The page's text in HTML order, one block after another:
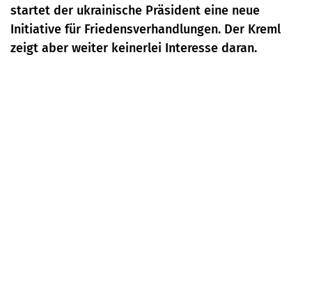
startet der ukrainische Präsident eine neue
Initiative für Friedensverhandlungen. Der Kreml
zeigt aber weiter keinerlei Interesse daran.